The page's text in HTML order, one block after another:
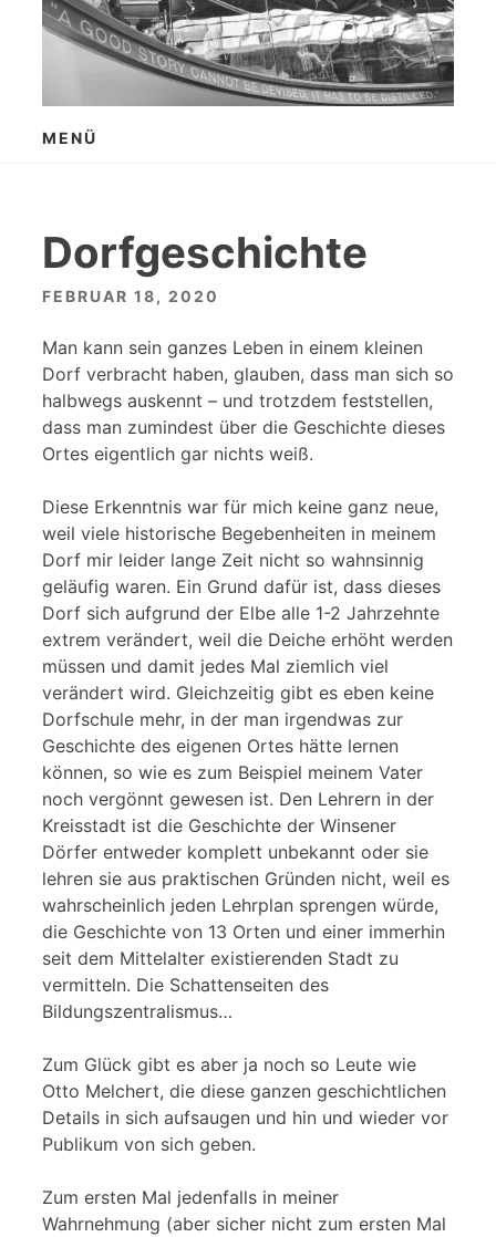
MENÜ
Dorfgeschichte
FEBRUAR 18, 2020
Man kann sein ganzes Leben in einem kleinen
Dorf verbracht haben, glauben, dass man sich so
halbwegs auskennt – und trotzdem feststellen,
dass man zumindest über die Geschichte dieses
Ortes eigentlich gar nichts weiß.
Diese Erkenntnis war für mich keine ganz neue,
weil viele historische Begebenheiten in meinem
Dorf mir leider lange Zeit nicht so wahnsinnig
geläufig waren. Ein Grund dafür ist, dass dieses
Dorf sich aufgrund der Elbe alle 1-2 Jahrzehnte
extrem verändert, weil die Deiche erhöht werden
müssen und damit jedes Mal ziemlich viel
verändert wird. Gleichzeitig gibt es eben keine
Dorfschule mehr, in der man irgendwas zur
Geschichte des eigenen Ortes hätte lernen
können, so wie es zum Beispiel meinem Vater
noch vergönnt gewesen ist. Den Lehrern in der
Kreisstadt ist die Geschichte der Winsener
Dörfer entweder komplett unbekannt oder sie
lehren sie aus praktischen Gründen nicht, weil es
wahrscheinlich jeden Lehrplan sprengen würde,
die Geschichte von 13 Orten und einer immerhin
seit dem Mittelalter existierenden Stadt zu
vermitteln. Die Schattenseiten des
Bildungszentralismus…
Zum Glück gibt es aber ja noch so Leute wie
Otto Melchert, die diese ganzen geschichtlichen
Details in sich aufsaugen und hin und wieder vor
Publikum von sich geben.
Zum ersten Mal jedenfalls in meiner
Wahrnehmung (aber sicher nicht zum ersten Mal